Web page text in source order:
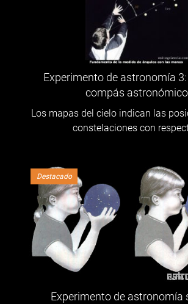
Experimento de astronomía
compás astronómico
Los mapas del cielo indican las
constelaciones con
Destacado
Experimento de astronomía